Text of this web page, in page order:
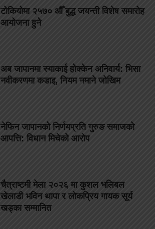
टोकियोमा २५७० औँ बुद्ध जयन्ती विशेष समारोह
आयोजना हुने
अब जापानमा स्याकाई होक्केन अनिवार्य: भिसा
नवीकरणमा कडाइ, नियम नमाने जोखिम
नेफिन जापानको निर्णयप्रति गुरुङ समाजको
आपत्ति: विधान मिचेको आरोप
चैत्राष्टमी मेला २०२६ मा कुशल भलिबल
खेलाडी भविन थापा र लोकप्रिय गायक सूर्य
खड्का सम्मानित